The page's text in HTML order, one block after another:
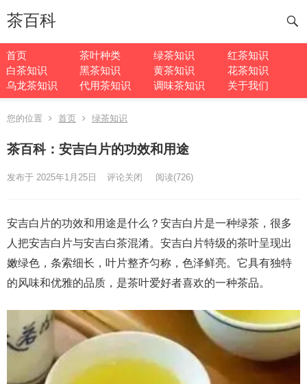
茶百科
首页 茶叶种类 绿茶知识
红茶知识
白茶知识
黑茶知识 黄茶知识
花茶知识
乌龙茶知识
代用茶知识 调味茶知识 关于我们
您的位置 首页 绿茶知识
茶百科：安吉白片的功效和用途
发布于 2025年1月25日 评论关闭 阅读(726)
安吉白片的功效和用途是什么？安吉白片是一种绿茶，很多
人把安吉白片与安吉白茶混淆。安吉白片特级的茶叶呈现出
嫩绿色，条索细长，叶片整齐匀称，色泽鲜亮。它具有独特
的风味和优雅的品质，是茶叶爱好者喜欢的一种茶品。